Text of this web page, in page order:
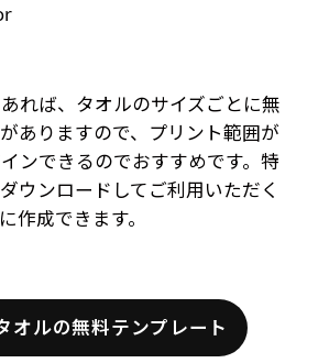
れば、タオルのサイズごとに無
ありますので、プリント範囲が
ンできるのでおすすめです。特
ウンロードしてご利用いただく
作成できます。
オルの無料テンプレート